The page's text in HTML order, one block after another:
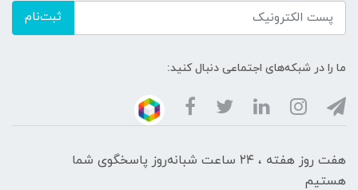
ثبت‌نام
ما را در شبکه‌های اجتماعی دنبال کنید:
هفت روز هفته ، ۲۴ ساعت شبانه‌روز پاسخگوی شما
هستیم